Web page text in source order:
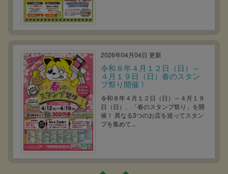
2026年04月04日 更新
令和８年４月１２日（日）～
４月１９日（日）春のスタン
プ祭り開催！
令和８年４月１２日（日）～４月１９
日（日）、「春のスタンプ祭り」を開
催！ 異なる3つのお店を巡ってスタン
プを集めて...